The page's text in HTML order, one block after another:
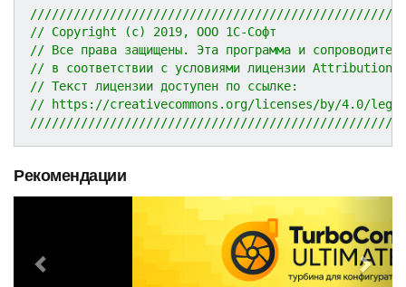
// Copyright (c) 2019, ООО 1С-Софт
// Все права защищены. Эта программа и
// в соответствии с условиями лицензии
// Текст лицензии доступен по ссылке:
// https://creativecommons.org/licenses/by/4.0/
Рекомендации
e
e
x